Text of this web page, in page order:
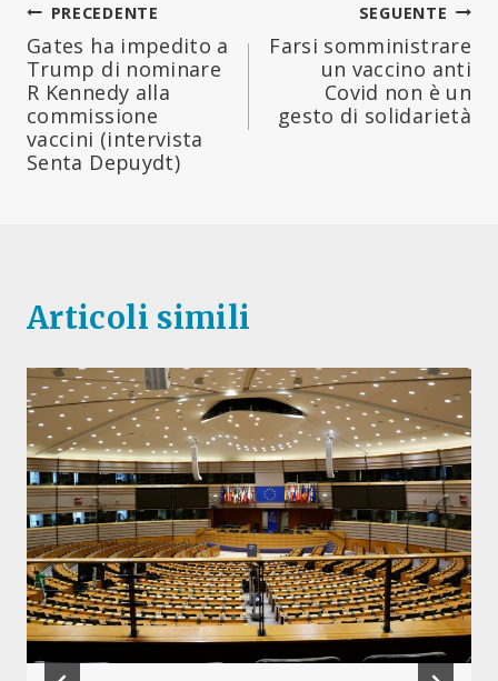
Navigazione
articoli
PRECEDENTE
Gates ha impedito a
Trump di nominare
R Kennedy alla
commissione
vaccini (intervista
Senta Depuydt)
SEGUENTE
Farsi somministrare
un vaccino anti
Covid non è un
gesto di solidarietà
Articoli simili